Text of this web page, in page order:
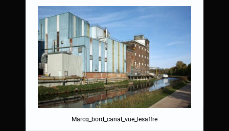
Marcq_bord_canal_vue_lesaffre